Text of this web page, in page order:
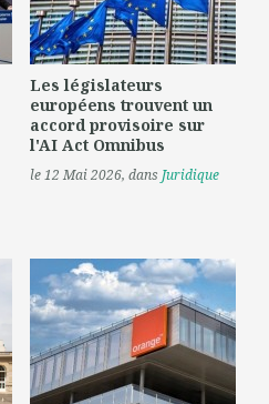
Les législateurs
européens trouvent un
accord provisoire sur
l'AI Act Omnibus
le 12 Mai 2026, dans Juridique